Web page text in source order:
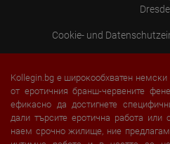
Cookie- und
Kollegin.bg е широкообхватен
от еротичния бранш-червените
ефикасно да достигнете
дали търсите еротична работа или
наем срочно жилище, ние